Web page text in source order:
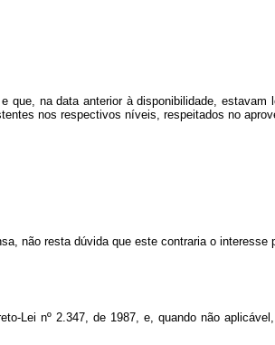
que, na data anterior àdisponibilidade, estavam
nos respectivos níveis, respeitados no
não resta dúvida que este contraria o interesse
Lei nº 2.347, de 1987, e, quando não